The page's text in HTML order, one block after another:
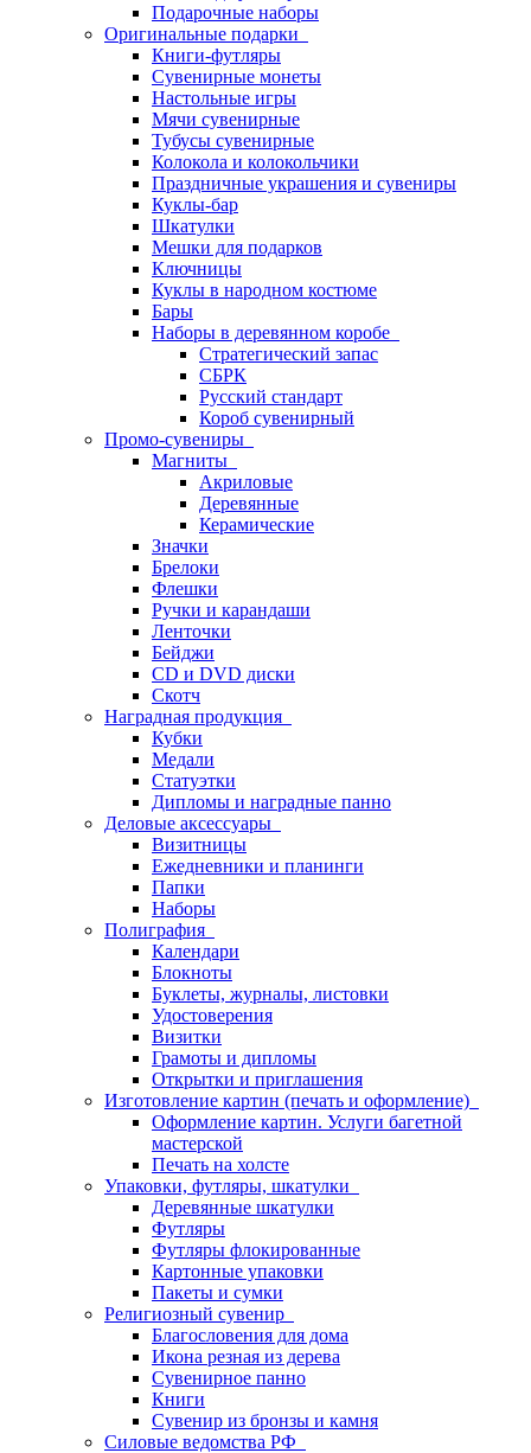
Подарочные наборы
Оригинальные подарки
Книги-футляры
Сувенирные монеты
Настольные игры
Мячи сувенирные
Тубусы сувенирные
Колокола и колокольчики
Праздничные украшения и сувениры
Куклы-бар
Шкатулки
Мешки для подарков
Ключницы
Куклы в народном костюме
Бары
Наборы в деревянном коробе
Стратегический запас
СБРК
Русский стандарт
Короб сувенирный
Промо-сувениры
Магниты
Акриловые
Деревянные
Керамические
Значки
Брелоки
Флешки
Ручки и карандаши
Ленточки
Бейджи
CD и DVD диски
Скотч
Наградная продукция
Кубки
Медали
Статуэтки
Дипломы и наградные панно
Деловые аксессуары
Визитницы
Ежедневники и планинги
Папки
Наборы
Полиграфия
Календари
Блокноты
Буклеты, журналы, листовки
Удостоверения
Визитки
Грамоты и дипломы
Открытки и приглашения
Изготовление картин (печать и оформление)
Оформление картин. Услуги багетной
мастерской
Печать на холсте
Упаковки, футляры, шкатулки
Деревянные шкатулки
Футляры
Футляры флокированные
Картонные упаковки
Пакеты и сумки
Религиозный сувенир
Благословения для дома
Икона резная из дерева
Сувенирное панно
Книги
Сувенир из бронзы и камня
Силовые ведомства РФ